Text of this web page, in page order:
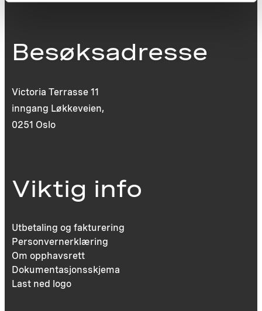
Besøksadresse
Victoria Terrasse 11
inngang Løkkeveien,
0251 Oslo
Viktig info
Utbetaling og fakturering
Personvernerklæring
Om opphavsrett
Dokumentasjonsskjema
Last ned logo